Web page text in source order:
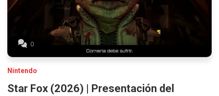
0
Nintendo
Star Fox (2026) | Presentación del